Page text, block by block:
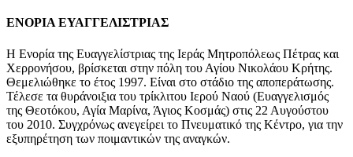
ΕΝΟΡΙΑ ΕΥΑΓΓΕΛΙΣΤΡΙΑΣ
Η Ενορία της Ευαγγελίστριας της Ιεράς Μητροπόλεως Πέτρας και
Χερρονήσου, βρίσκεται στην πόλη του Αγίου Νικολάου Κρήτης.
Θεμελιώθηκε το έτος 1997. Είναι στο στάδιο της αποπεράτωσης.
Τέλεσε τα θυράνοιξια του τρίκλιτου Ιερού Ναού (Ευαγγελισμός
της Θεοτόκου, Αγία Μαρίνα, Άγιος Κοσμάς) στις 22 Αυγούστου
του 2010. Συγχρόνως ανεγείρει το Πνευματικό της Κέντρο, για την
εξυπηρέτηση των ποιμαντικών της αναγκών.